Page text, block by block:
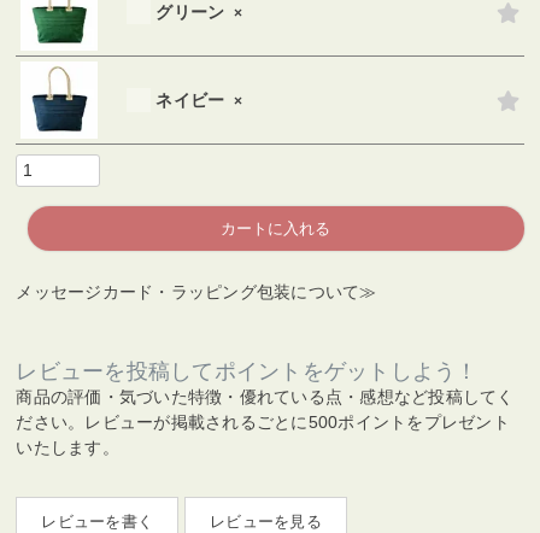
グリーン ×
ネイビー ×
カートに入れる
メッセージカード・ラッピング包装について≫
レビューを投稿してポイントをゲットしよう！
商品の評価・気づいた特徴・優れている点・感想など投稿してく
ださい。レビューが掲載されるごとに500ポイントをプレゼント
いたします。
レビューを書く レビューを見る